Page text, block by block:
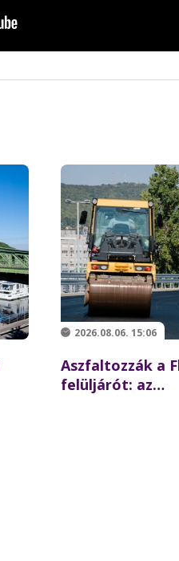
2026.08.06. 15:06
Aszfaltozzák a
felüljárót: az